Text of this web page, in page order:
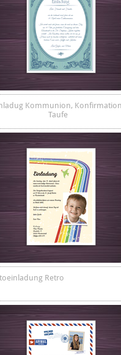
Kommunion,
Taufe
Retro